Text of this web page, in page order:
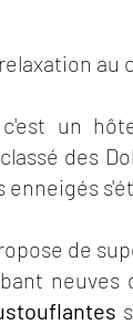
au
c'est un
des
de